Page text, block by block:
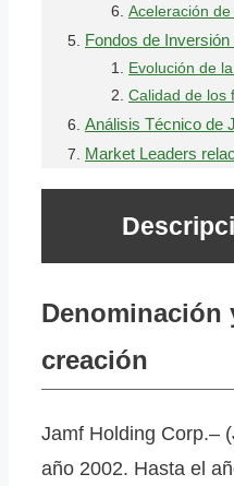
Aceleración
Fondos de
Evolución de
Calidad de los
Análisis Técnico de
Market Leaders
Denominación
creación
Jamf Holding Corp.–
año 2002. Hasta el